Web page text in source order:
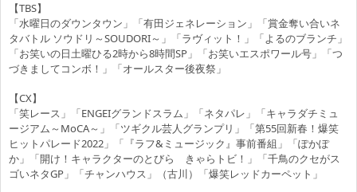
【TBS】
「水曜日のダウンタウン」「有田ジェネレーション」「賞金奪い合いネ
タバトル ソウドリ～SOUDORI～」「ラヴィット！」「よるのブランチ」
「お笑いの日土曜ひる2時から8時間SP」「お笑いエスポワール号」「つ
づきましてコンボ！」「オールスター後夜祭」
【CX】
「笑レース」「ENGEIグランドスラム」「ネタパレ」「キャラダチミュ
ージアム～MoCA～」「ツギクル芸人グランプリ」「第55回新春！爆笑
ヒットパレード2022」「『ラフ&ミュージック』事前番組」「ぽかぽ
か」「開け！キャラクターのとびら きゃらトビ！」「千鳥のクセがス
ゴいネタGP」「チャンハウス」（古川）「爆笑レッドカーペット」